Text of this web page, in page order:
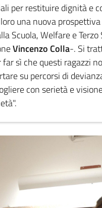
per restituire dignità e
una nuova
Scuola, Welfare e
Vincenzo Colla-. Si
sì che questi ragazzi
su percorsi di
con serietà e